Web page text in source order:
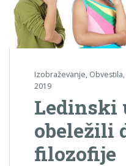
Izobraževanje, Obvestila,
2019
Ledinski
obeležili
filozofije